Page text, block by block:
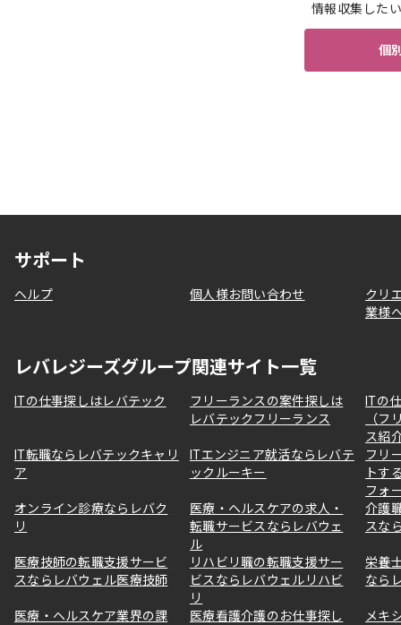
情報収集した
個
サポート
ヘルプ 個人様お問い合わせ
クリ
業様
レバレジーズグループ関連サイト一覧
ITの仕事探しはレバテック
フリーランスの案件探しは
レバテックフリーランス
ITの
（フ
ス紹
IT転職ならレバテックキャリ
ア
ITエンジニア就活ならレバテ
ックルーキー
フリ
トす
フォ
オンライン診療ならレバク
リ
医療・ヘルスケアの求人・
転職サービスならレバウェ
ル
介護
スな
医療技師の転職支援サービ
スならレバウェル医療技師
リハビリ職の転職支援サー
ビスならレバウェルリハビ
リ
栄養
なら
医療・ヘルスケア業界の課
医療看護介護のお仕事探し
メキ